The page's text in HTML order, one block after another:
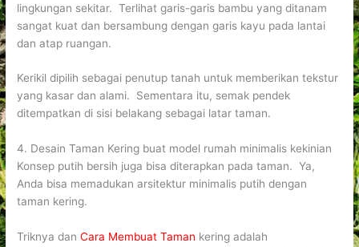
lingkungan sekitar. Terlihat garis-garis bambu yang ditanam
sangat kuat dan bersambung dengan garis kayu pada lantai
dan atap ruangan.
Kerikil dipilih sebagai penutup tanah untuk memberikan tekstur
yang kasar dan alami. Sementara itu, semak pendek
ditempatkan di sisi belakang sebagai latar taman.
4. Desain Taman Kering buat model rumah minimalis kekinian
Konsep putih bersih juga bisa diterapkan pada taman. Ya,
Anda bisa memadukan arsitektur minimalis putih dengan
taman kering.
Triknya danCara Membuat Taman kering adalah